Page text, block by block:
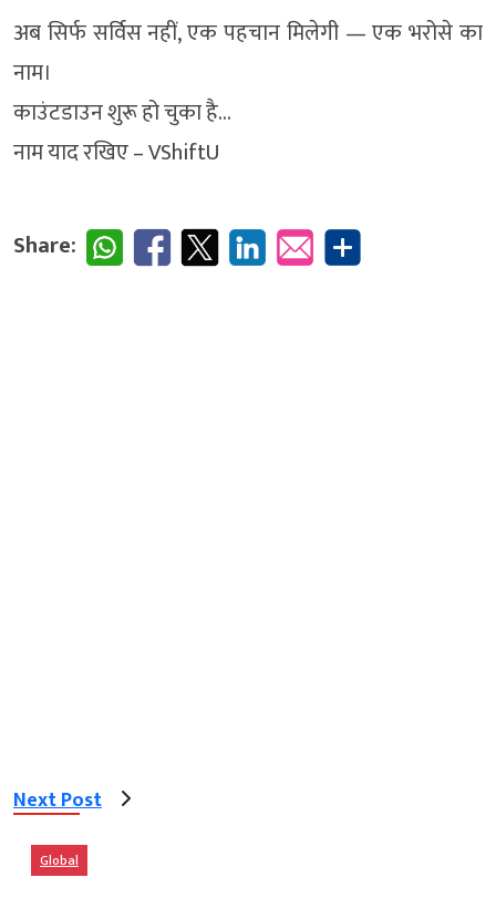
अब सिर्फ सर्विस नहीं, एक पहचान मिलेगी — एक भरोसे का
नाम।
काउंटडाउन शुरू हो चुका है…
नाम याद रखिए – VShiftU
Share:
Next Post
Global